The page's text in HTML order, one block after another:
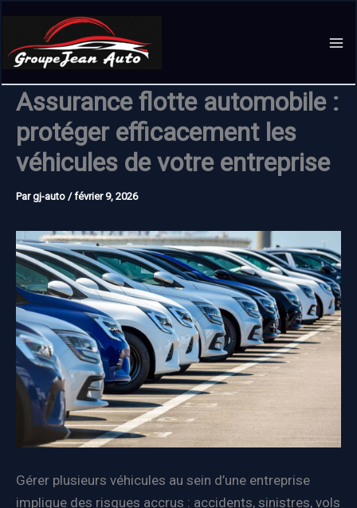
contenu
Assurance flotte automobile :
protéger efficacement les
véhicules de votre entreprise
Pargj-auto /février 9, 2026
Gérer plusieurs véhicules au sein d’une entreprise
implique des risques accrus : accidents, sinistres, vols